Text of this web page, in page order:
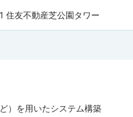
住友不動産芝公園タワー
）を用いたシステム構築